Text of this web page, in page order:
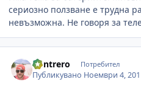
сериозно ползване е трудна
невъзможна. Не говоря за
Kontrero Потребител
Публикувано Ноември 4,